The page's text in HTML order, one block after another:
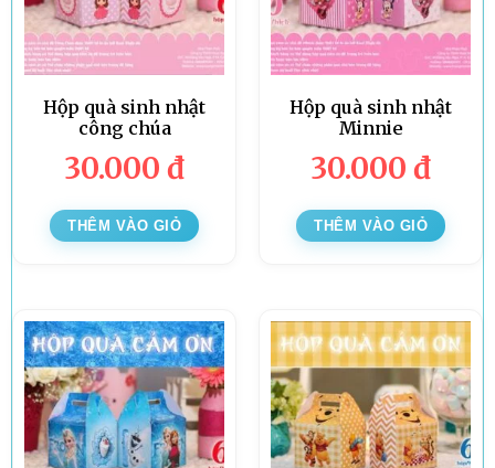
Hộp quà sinh nhật
công chúa
30.000 đ
THÊM VÀO GIỎ
Hộp quà sinh nhật
Minnie
30.000 đ
THÊM VÀO GIỎ